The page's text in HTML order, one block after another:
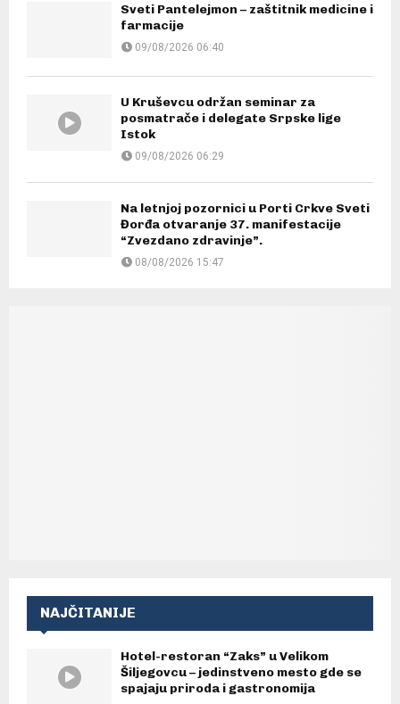
Sveti Pantelejmon – zaštitnik medicine i
farmacije
09/08/2026 06:40
U Kruševcu održan seminar za
posmatrače i delegate Srpske lige
Istok
09/08/2026 06:29
Na letnjoj pozornici u Porti Crkve Sveti
Đorđa otvaranje 37. manifestacije
“Zvezdano zdravinje”.
08/08/2026 15:47
NAJČITANIJE
Hotel-restoran “Zaks” u Velikom
Šiljegovcu – jedinstveno mesto gde se
spajaju priroda i gastronomija